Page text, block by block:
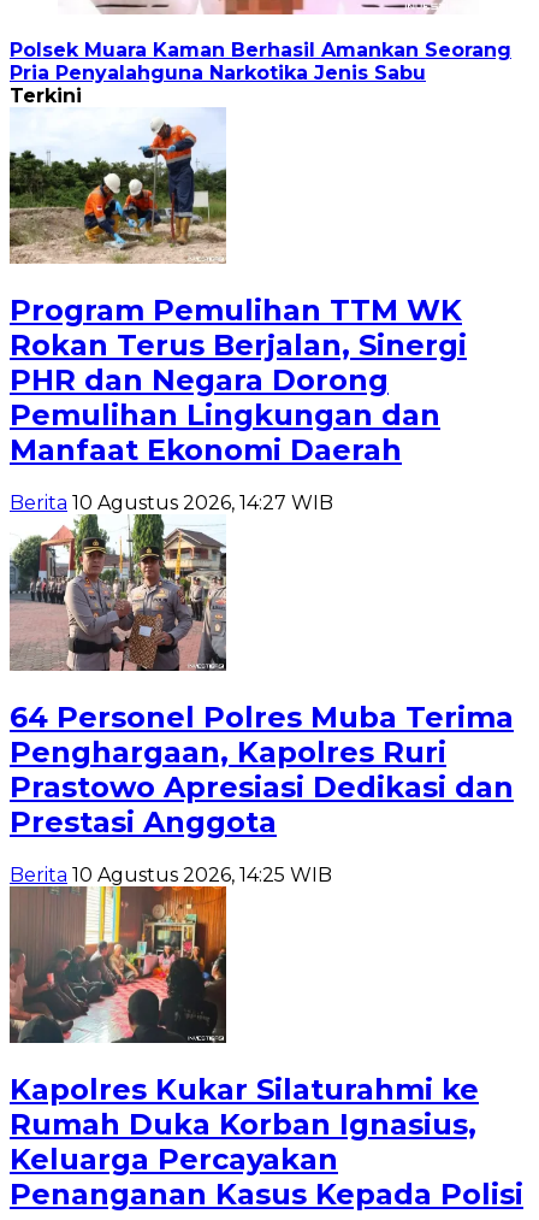
Polsek Muara Kaman Berhasil Amankan Seorang
Pria Penyalahguna Narkotika Jenis Sabu
Terkini
Program Pemulihan TTM WK
Rokan Terus Berjalan, Sinergi
PHR dan Negara Dorong
Pemulihan Lingkungan dan
Manfaat Ekonomi Daerah
Berita 10 Agustus 2026, 14:27 WIB
64 Personel Polres Muba Terima
Penghargaan, Kapolres Ruri
Prastowo Apresiasi Dedikasi dan
Prestasi Anggota
Berita 10 Agustus 2026, 14:25 WIB
Kapolres Kukar Silaturahmi ke
Rumah Duka Korban Ignasius,
Keluarga Percayakan
Penanganan Kasus Kepada Polisi